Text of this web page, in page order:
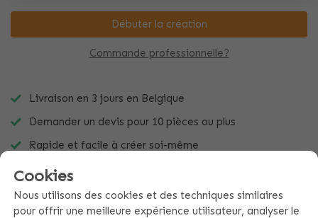
Commande professionnelle?
Débuter la création
Livraison en 3 jours en Belgique
Demander un devis pour 10 pièces ou plus
Rapide et facile à créer soi-même
Cookies
Nous utilisons des cookies et des techniques similaires
pour offrir une meilleure expérience utilisateur, analyser le